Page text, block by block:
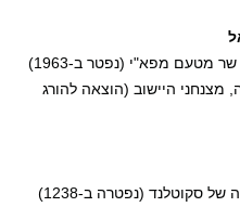
מצנחני היישוב (הוצאה להורג